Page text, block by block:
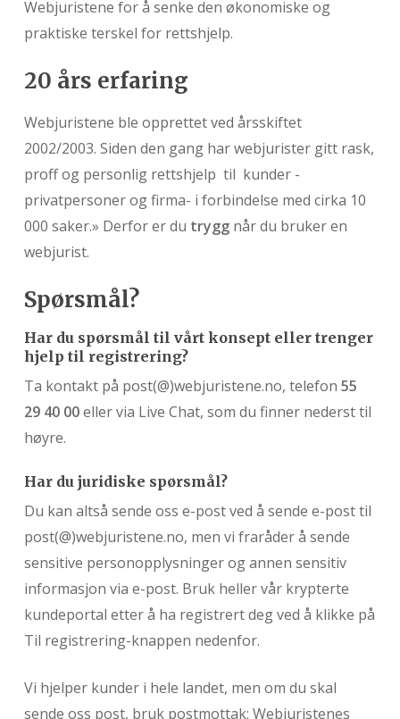
Webjuristene for å senke den økonomiske og
praktiske terskel for rettshjelp.
20 års erfaring
Webjuristene ble opprettet ved årsskiftet
2002/2003. Siden den gang har webjurister gitt rask,
proff og personlig rettshjelp til kunder -
privatpersoner og firma- i forbindelse med cirka 10
000 saker.» Derfor er du tryggnår du bruker en
webjurist.
Spørsmål?
Har du spørsmål til vårt konsept eller trenger
hjelp til registrering?
Ta kontakt på post(@)webjuristene.no, telefon 55
29 40 00eller via Live Chat, som du finner nederst til
høyre.
Har du juridiske spørsmål?
Du kan altså sende oss e-post ved å sende e-post til
post(@)webjuristene.no, men vi fraråder å sende
sensitive personopplysninger og annen sensitiv
informasjon via e-post. Bruk heller vår krypterte
kundeportal etter å ha registrert deg ved å klikke på
Til registrering-knappen nedenfor.
Vi hjelper kunder i hele landet, men om du skal
sende oss post, bruk postmottak: Webjuristenes